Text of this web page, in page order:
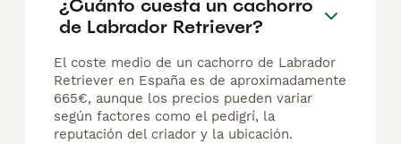
¿Cuánto cuesta un cachorro
de Labrador Retriever?
El coste medio de un cachorro de Labrador
Retriever en España es de aproximadamente
665€, aunque los precios pueden variar
según factores como el pedigrí, la
reputación del criador y la ubicación.